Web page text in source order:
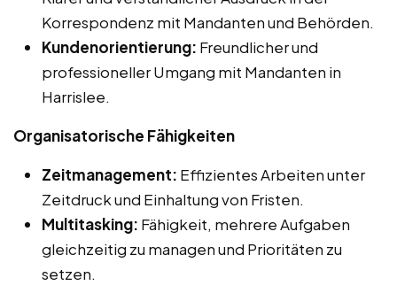
Korrespondenz mit Mandanten und Behörden.
Kundenorientierung: Freundlicher und
professioneller Umgang mit Mandanten in
Harrislee.
Organisatorische Fähigkeiten
Zeitmanagement: Effizientes Arbeiten unter
Zeitdruck und Einhaltung von Fristen.
Multitasking: Fähigkeit, mehrere Aufgaben
gleichzeitig zu managen und Prioritäten zu
setzen.